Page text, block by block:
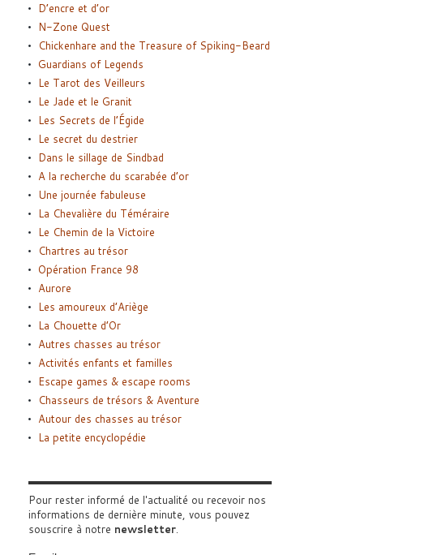
D’encre et d’or
N-Zone Quest
Chickenhare and the Treasure of Spiking-Beard
Guardians of Legends
Le Tarot des Veilleurs
Le Jade et le Granit
Les Secrets de l’Égide
Le secret du destrier
Dans le sillage de Sindbad
A la recherche du scarabée d’or
Une journée fabuleuse
La Chevalière du Téméraire
Le Chemin de la Victoire
Chartres au trésor
Opération France 98
Aurore
Les amoureux d’Ariège
La Chouette d’Or
Autres chasses au trésor
Activités enfants et familles
Escape games & escape rooms
Chasseurs de trésors & Aventure
Autour des chasses au trésor
La petite encyclopédie
Pour rester informé de l'actualité ou recevoir nos
informations de dernière minute, vous pouvez
souscrire à notre newsletter.